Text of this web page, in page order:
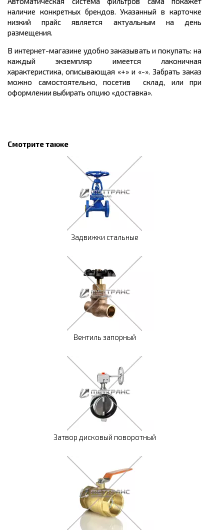
наличие конкретных брендов. Указанный в карточке
низкий прайс является актуальным на день
размещения.
В интернет-магазине удобно заказывать и покупать: на
каждый экземпляр имеется лаконичная
характеристика, описывающая «+» и «-». Забрать заказ
можно самостоятельно, посетив склад, или при
оформлении выбирать опцию «доставка».
Смотрите также
Задвижки стальные
Вентиль запорный
Затвор дисковый поворотный